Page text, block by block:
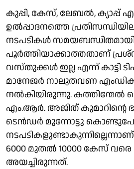
കുപ്പി, കേസ്, ലേബൽ, ക്യാപ്പ്
ഉൽപ്പാദനത്തെ
നടപടികൾ സമയബന്ധിതമായി
പൂർത്തിയാക്കാത്തതാണ്
വസ്തുക്കൾ ഇല്ല എന്ന് കാട്ടി
മാനേജർ നാലുതവണ
നൽകിയിരുന്നു.
എം.ആർ. അജിത് കുമാറിന്റെ
ടെൻഡർ മുന്നോട്ടു
6000 മുതൽ 10000 കേസ് വരെ
അയച്ചിരുന്നത്.